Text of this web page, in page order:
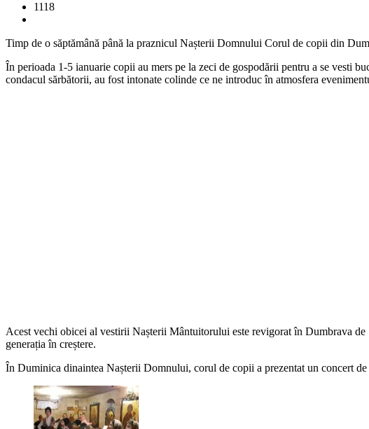
1118
Timp de o săptămână până la praznicul Nașterii Domnului Corul de copii din
În perioada 1-5 ianuarie copii au mers pe la zeci de gospodării pentru a se
condacul sărbătorii, au fost intonate colinde ce ne introduc în atmosfera
Acest vechi obicei al vestirii Nașterii Mântuitorului este revigorat în Dumbrava
generația în creștere.
În Duminica dinaintea Nașterii Domnului, corul de copii a prezentat un concert